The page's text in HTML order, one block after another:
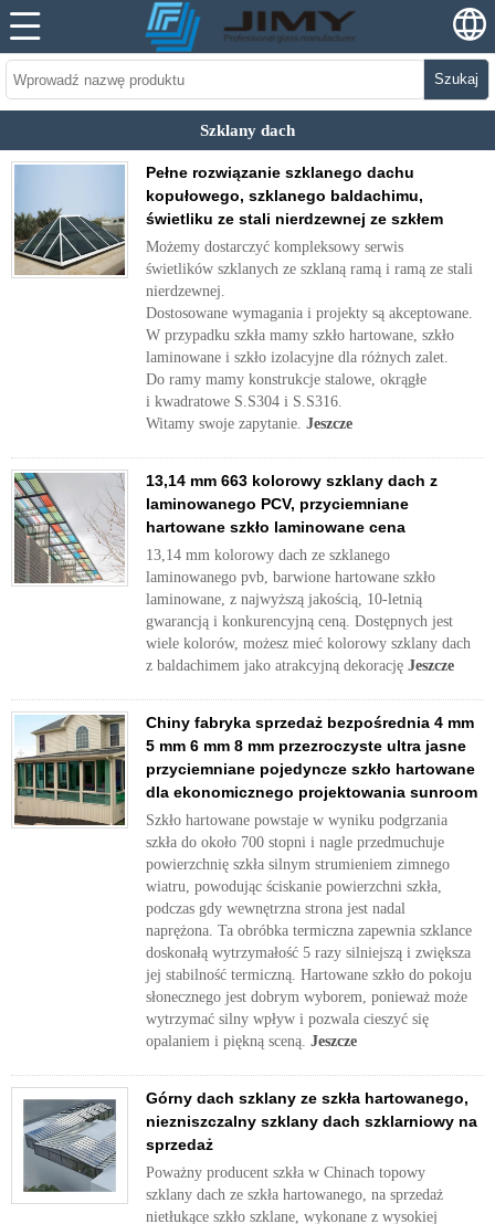
Szukaj
Szklany dach
Pełne rozwiązanie szklanego dachu
kopułowego, szklanego baldachimu,
świetliku ze stali nierdzewnej ze szkłem
Możemy dostarczyć kompleksowy serwis
świetlików szklanych ze szklaną ramą i ramą ze stali
nierdzewnej.
Dostosowane wymagania i projekty są akceptowane.
W przypadku szkła mamy szkło hartowane, szkło
laminowane i szkło izolacyjne dla różnych zalet.
Do ramy mamy konstrukcje stalowe, okrągłe
i kwadratowe S.S304 i S.S316.
Witamy swoje zapytanie. Jeszcze
13,14 mm 663 kolorowy szklany dach z
laminowanego PCV, przyciemniane
hartowane szkło laminowane cena
13,14 mm kolorowy dach ze szklanego
laminowanego pvb, barwione hartowane szkło
laminowane, z najwyższą jakością, 10-letnią
gwarancją i konkurencyjną ceną. Dostępnych jest
wiele kolorów, możesz mieć kolorowy szklany dach
z baldachimem jako atrakcyjną dekorację Jeszcze
Chiny fabryka sprzedaż bezpośrednia 4 mm
5 mm 6 mm 8 mm przezroczyste ultra jasne
przyciemniane pojedyncze szkło hartowane
dla ekonomicznego projektowania sunroom
Szkło hartowane powstaje w wyniku podgrzania
szkła do około 700 stopni i nagle przedmuchuje
powierzchnię szkła silnym strumieniem zimnego
wiatru, powodując ściskanie powierzchni szkła,
podczas gdy wewnętrzna strona jest nadal
naprężona. Ta obróbka termiczna zapewnia szklance
doskonałą wytrzymałość 5 razy silniejszą i zwiększa
jej stabilność termiczną. Hartowane szkło do pokoju
słonecznego jest dobrym wyborem, ponieważ może
wytrzymać silny wpływ i pozwala cieszyć się
opalaniem i piękną sceną. Jeszcze
Górny dach szklany ze szkła hartowanego,
niezniszczalny szklany dach szklarniowy na
sprzedaż
Poważny producent szkła w Chinach topowy
szklany dach ze szkła hartowanego, na sprzedaż
nietłukące szkło szklane, wykonane z wysokiej